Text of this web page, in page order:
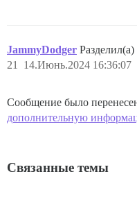
JammyDodger Разделил(а)
14.Июнь.2024 16:36:07
21
Сообщение было
дополнительную
Связанные темы